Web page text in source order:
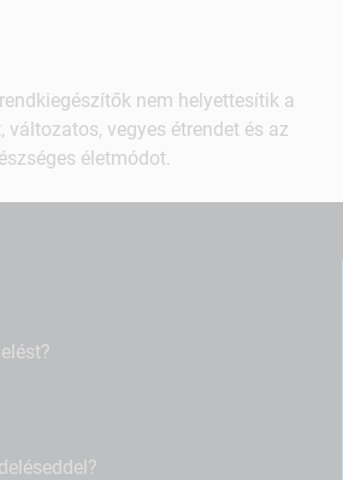
nem helyettesítik a
változatos, vegyes étrendet és az
életmódot.